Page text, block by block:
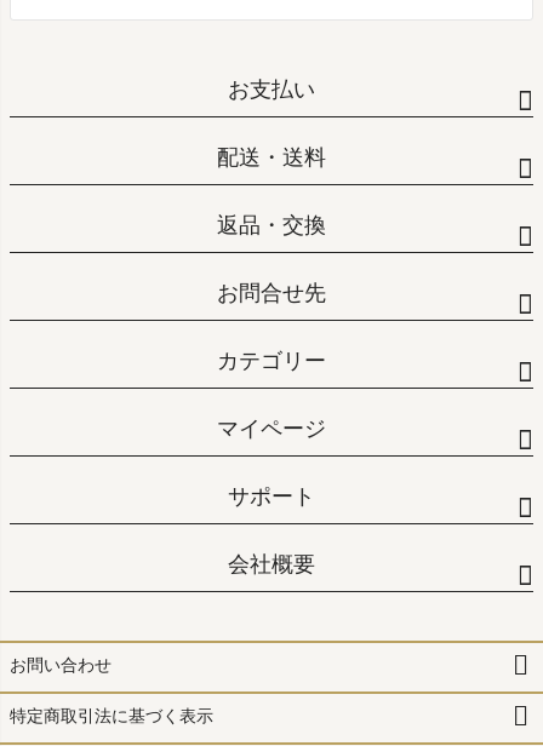
お支払い
配送・送料
返品・交換
お問合せ先
カテゴリー
マイページ
サポート
会社概要
お問い合わせ
特定商取引法に基づく表示